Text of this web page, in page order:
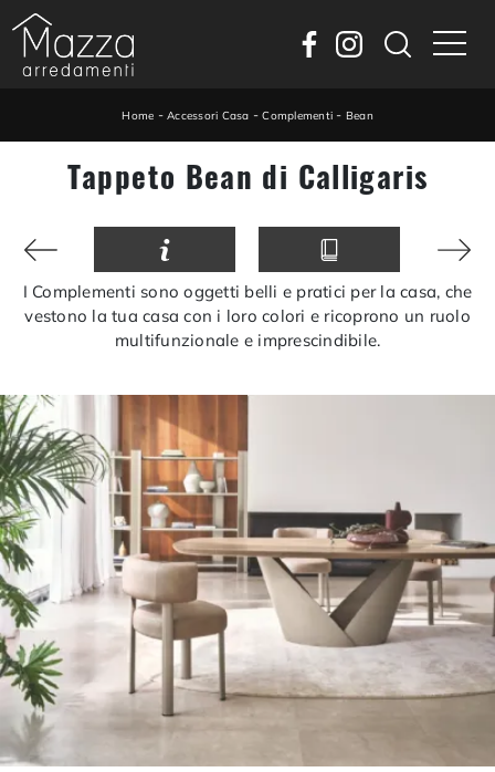
Home - Accessori Casa -Complementi - Bean
Tappeto Bean di Calligaris
I Complementi sono oggetti belli e pratici per la casa, che
vestono la tua casa con i loro colori e ricoprono un ruolo
multifunzionale e imprescindibile.